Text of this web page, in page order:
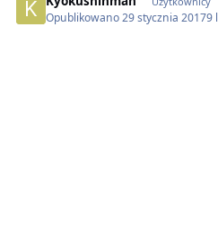
Opublikowano29 stycznia 20179 l